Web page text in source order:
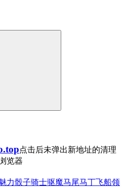
点击后未弹出新地址的清理
览器
力骰子骑士驱魔马尾马丁飞船领